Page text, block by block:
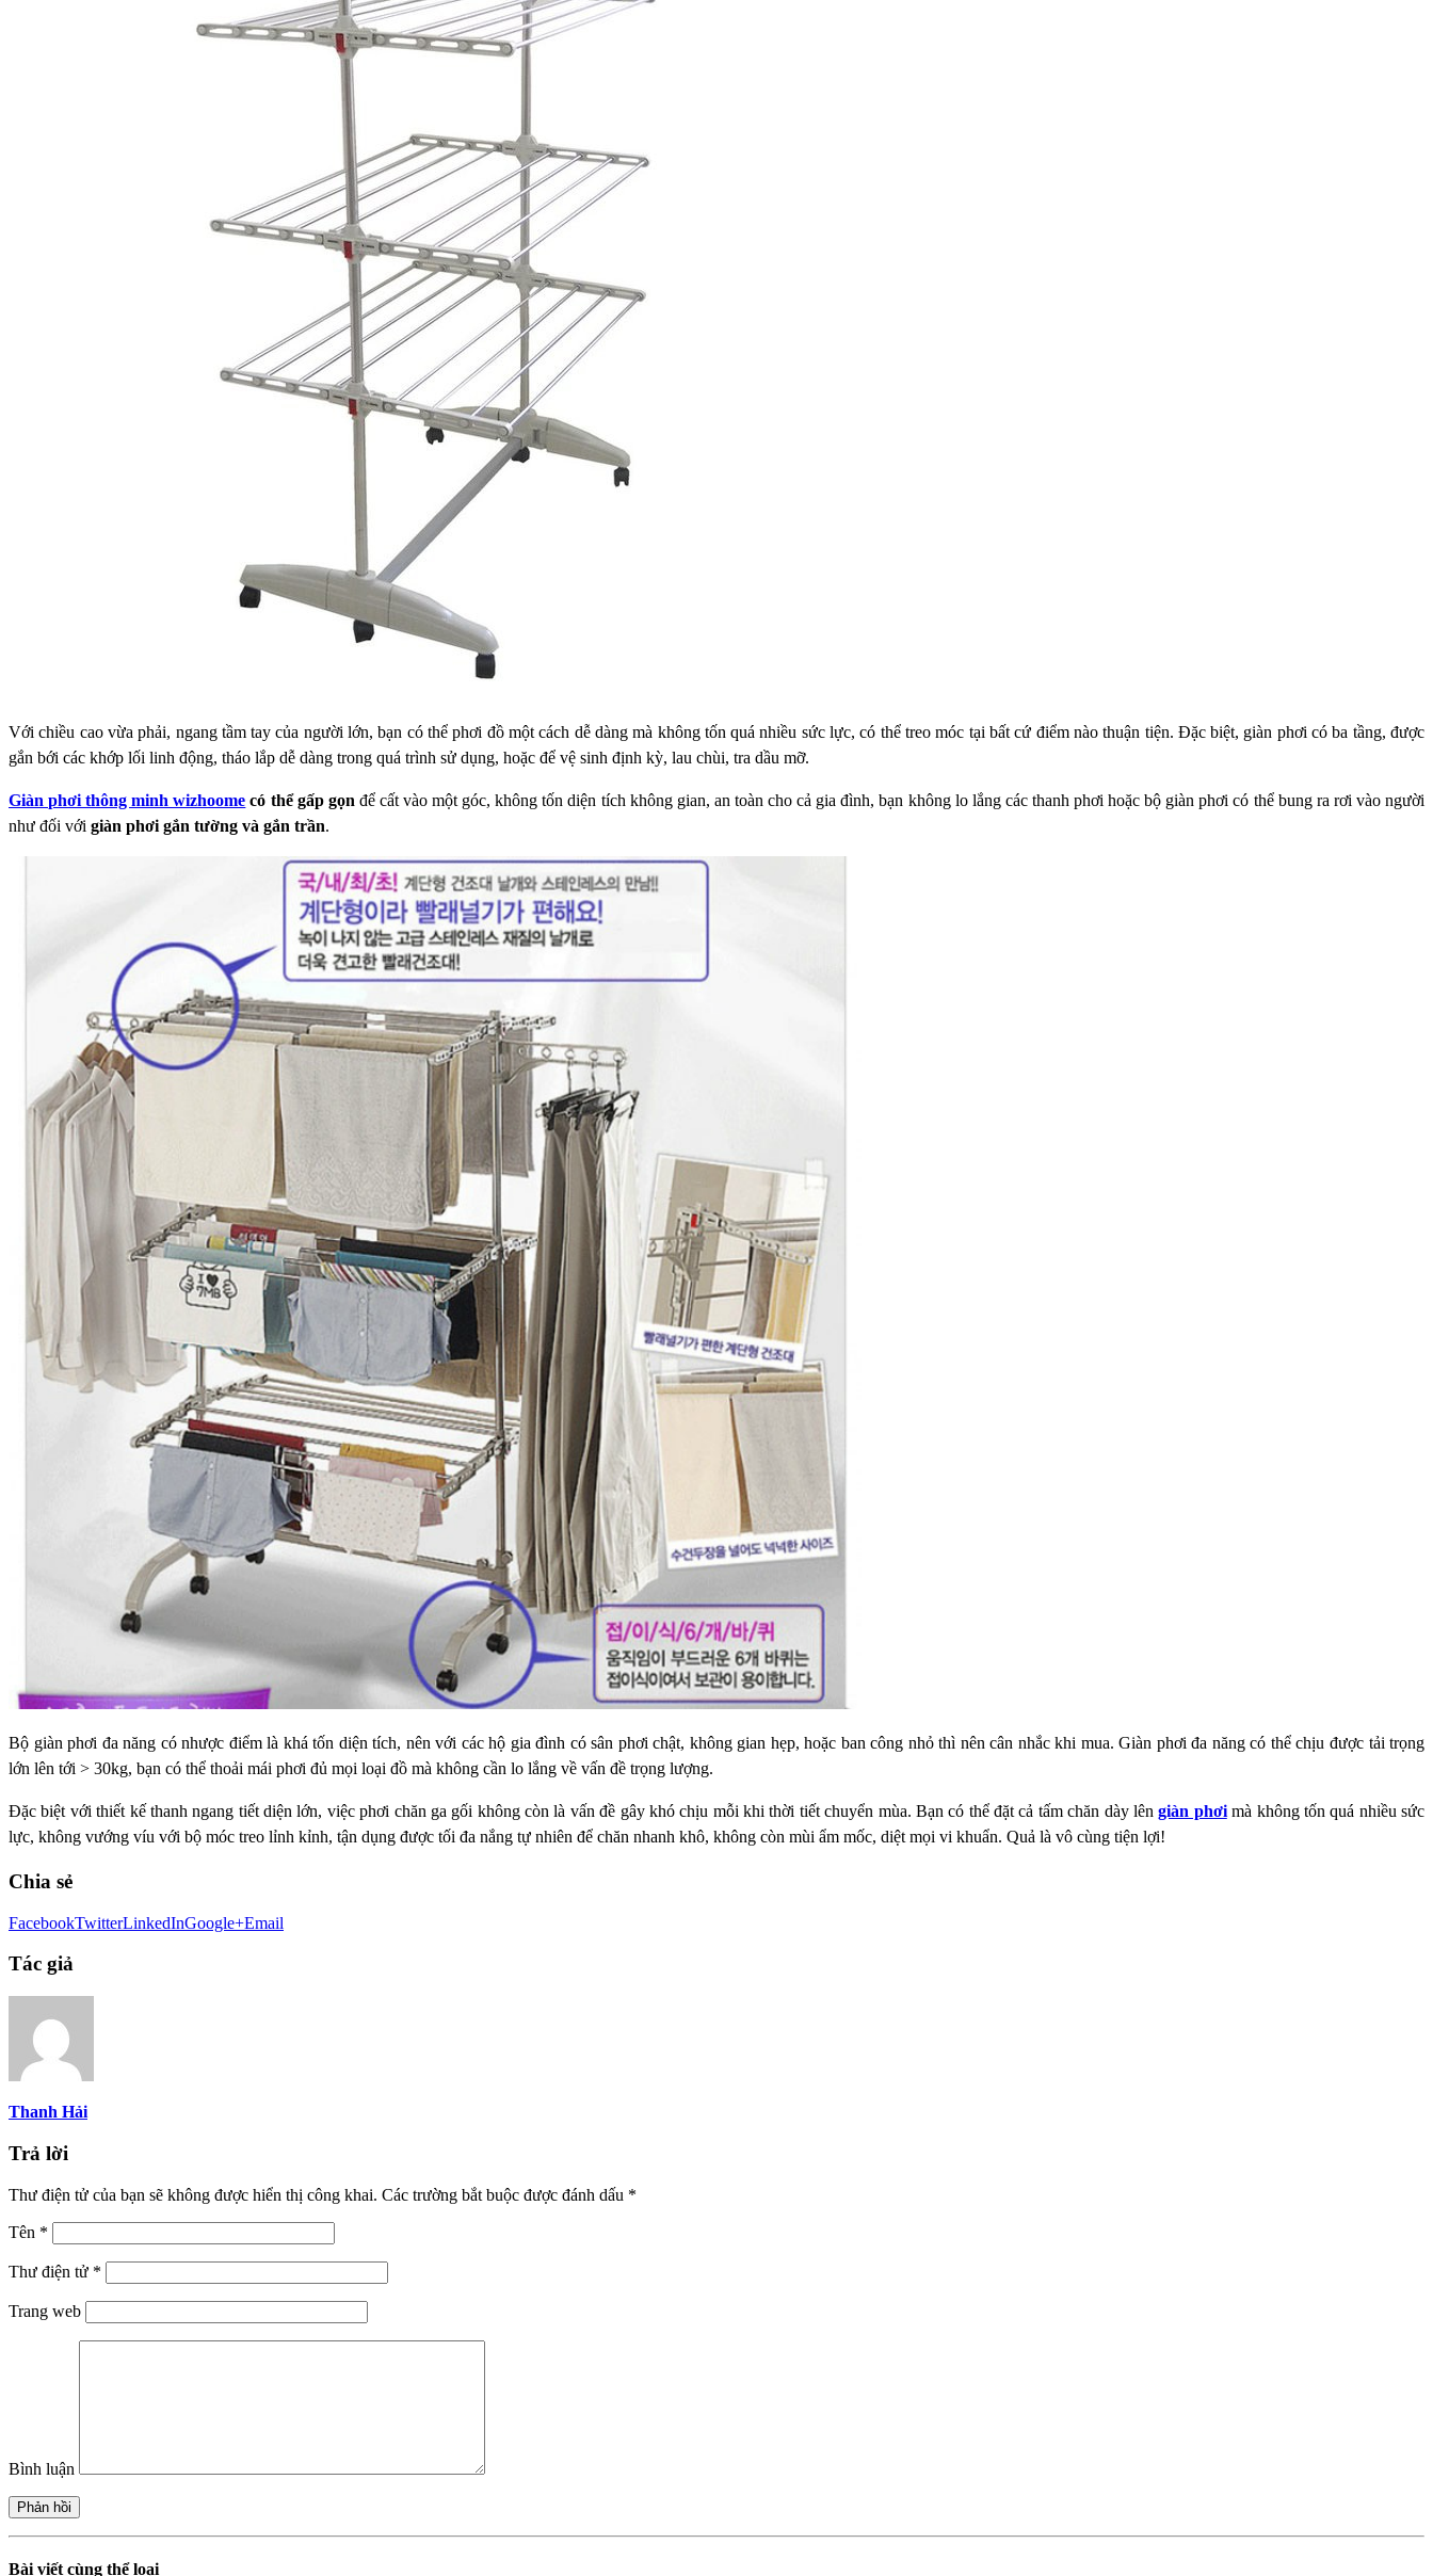
Với chiều cao vừa phải, ngang tầm tay của người lớn, bạn có thể phơi đồ một cách dễ dàng mà không tốn quá nhiều sức lực, có thể treo móc tại bất cứ điểm nào thuận tiện. Đặc biệt, giàn phơi có ba tầng,được
gắn bới các khớp lối linh động, tháo lắp dễ dàng trong quá trình sử dụng, hoặc để vệ sinh định kỳ, lau chùi, tra dầu mỡ.
Giàn phơi thông minh wizhoome có thể gấp gọn để cất vào một góc, không tốn diện tích không gian, an toàn cho cả gia đình,bạn không lo lắng các thanh phơi hoặc bộ giàn phơi có thể bung ra rơi vào người
như đối với giàn phơi gắn tường và gắn trần.
Bộ giàn phơi đa năng có nhược điểm là khá tốn diện tích, nên với các hộ gia đình có sân phơi chật, không gian hẹp, hoặc ban công nhỏ thì nên cân nhắc khi mua.Giàn phơi đa năng có thể chịu được tải trọng
lớn lên tới > 30kg, bạn có thể thoải mái phơi đủ mọi loại đồ mà không cần lo lắng về vấn đề trọng lượng.
Đặc biệt với thiết kế thanh ngang tiết diện lớn, việc phơi chăn ga gối không còn là vấn đề gây khó chịu mỗi khi thời tiết chuyển mùa. Bạn có thể đặt cả tấm chăn dày lêngiàn phơimà không tốn quá nhiều sức
lực, không vướng víu với bộ móc treo lỉnh kỉnh, tận dụng được tối đa nắng tự nhiên để chăn nhanh khô, không còn mùi ẩm mốc, diệt mọi vi khuẩn. Quả là vô cùng tiện lợi!
Chia sẻ
FacebookTwitterLinkedInGoogle+Email
Tác giả
Thanh Hải
Trả lời
Thư điện tử của bạn sẽ không được hiển thị công khai. Các trường bắt buộc được đánh dấu *
Tên *
Thư điện tử *
Trang web
Bình luận
Bài viết cùng thể loại